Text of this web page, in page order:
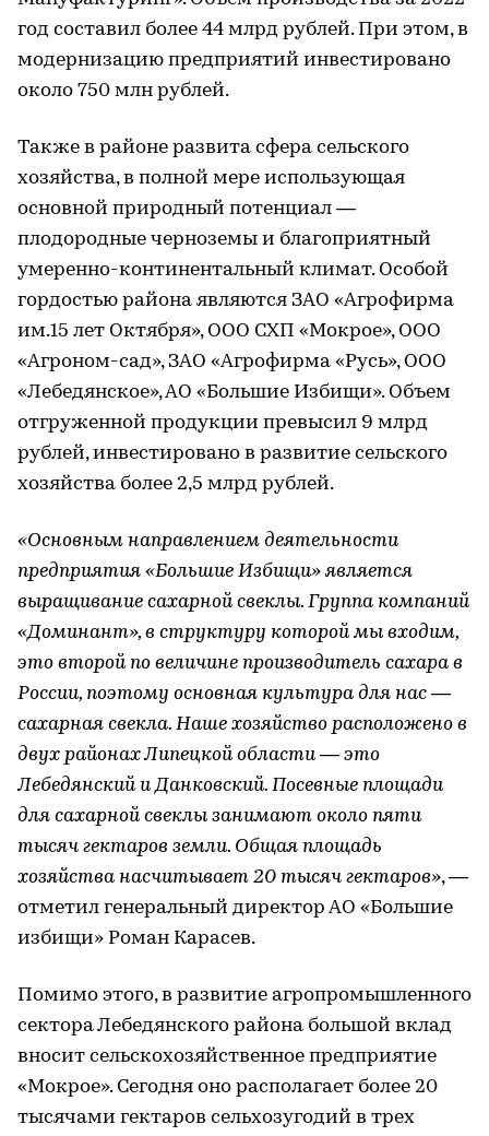
год составил более 44 млрд рублей. При этом, в
модернизацию предприятий инвестировано
около 750 млн рублей.
Также в районе развита сфера сельского
хозяйства, в полной мере использующая
основной природный потенциал —
плодородные черноземы и благоприятный
умеренно-континентальный климат. Особой
гордостью района являются ЗАО «Агрофирма
им.15 лет Октября», ООО СХП «Мокрое», ООО
«Агроном-сад», ЗАО «Агрофирма «Русь», ООО
«Лебедянское», АО «Большие Избищи». Объем
отгруженной продукции превысил 9 млрд
рублей, инвестировано в развитие сельского
хозяйства более 2,5 млрд рублей.
«Основным направлением деятельности
предприятия «Большие Избищи» является
выращивание сахарной свеклы. Группа компаний
«Доминант», в структуру которой мы входим,
это второй по величине производитель сахара в
России, поэтому основная культура для нас —
сахарная свекла. Наше хозяйство расположено в
двух районах Липецкой области — это
Лебедянский и Данковский. Посевные площади
для сахарной свеклы занимают около пяти
тысяч гектаров земли. Общая площадь
хозяйства насчитывает 20 тысяч гектаров», —
отметил генеральный директор АО «Большие
избищи» Роман Карасев.
Помимо этого, в развитие агропромышленного
сектора Лебедянского района большой вклад
вносит сельскохозяйственное предприятие
«Мокрое». Сегодня оно располагает более 20
тысячами гектаров сельхозугодий в трех